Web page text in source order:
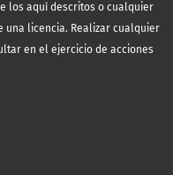
los aquí descritos o cualquier
una licencia. Realizar cualquier
en el ejercicio de acciones